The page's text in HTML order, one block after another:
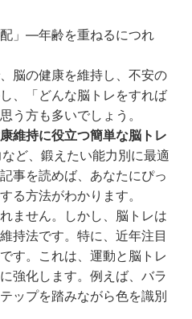
配」—年齢を重ねるにつれ
脳の健康を維持し、不安の
、「どんな脳トレをすれば
う方も多いでしょう。
維持に役立つ簡単な脳トレ
ど、鍛えたい能力別に最適
事を読めば、あなたにぴっ
る方法がわかります。
ません。しかし、脳トレは
持法です。特に、近年注目
す。これは、運動と脳トレ
強化します。例えば、バラ
ップを踏みながら色を識別